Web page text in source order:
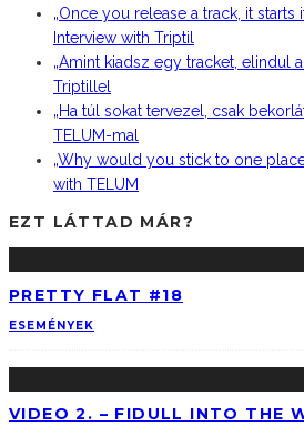
„Once you release a track, it starts
Interview with Triptil
„Amint kiadsz egy tracket, elindul
Triptillel
„Ha túl sokat tervezel, csak
TELUM-mal
„Why would you stick to one
with TELUM
EZT LÁTTAD MÁR?
PRETTY FLAT #18
ESEMÉNYEK
VIDEO 2. – FIDULL INTO THE